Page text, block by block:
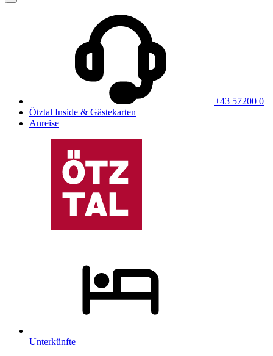
+43 57200 0
Ötztal Inside & Gästekarten
Anreise
Unterkünfte